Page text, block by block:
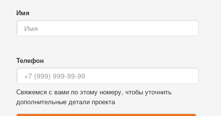
Имя
Телефон
Свяжемся с вами по этому номеру, чтобы уточнить
дополнительные детали проекта